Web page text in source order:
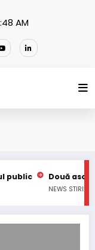
AM
Două
NEWS STIRI TRUCK